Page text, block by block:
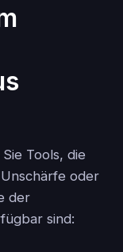
Tools, die
oder
der
sind: